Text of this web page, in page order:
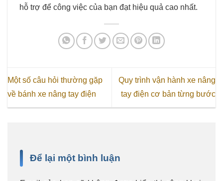
hỗ trợ để công việc của bạn đạt hiệu quả cao nhất.
Một số câu hỏi thường gặp
về bánh xe nâng tay điện
Quy trình vận hành xe nâng
tay điện cơ bản từng bước
Để lại một bình luận